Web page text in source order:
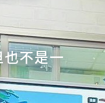
不是一